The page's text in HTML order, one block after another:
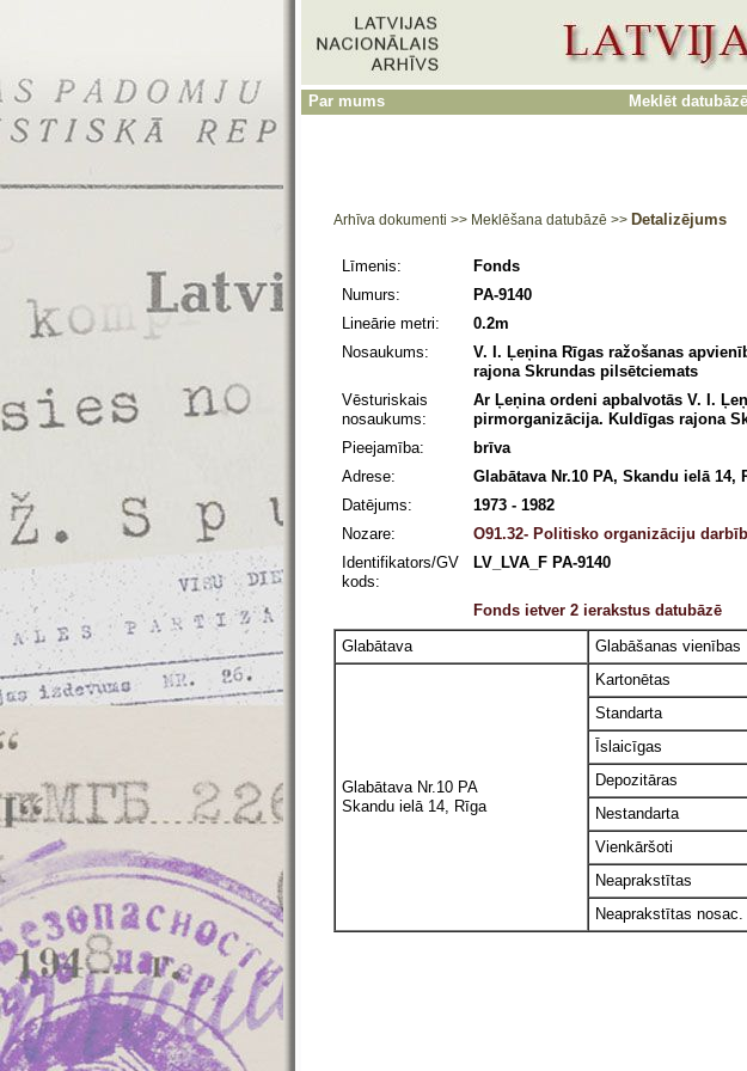
Par mums Meklēt datubāzē
Arhīva dokumenti >> Meklēšana datubāzē >> Detalizējums
Līmenis:
Fonds
Numurs:
PA-9140
Lineārie metri:
0.2m
Nosaukums:
V. I. Ļeņina Rīgas ražošanas
rajona Skrundas pilsētciemats
Vēsturiskais
nosaukums:
Ar Ļeņina ordeni apbalvotās V. I.
pirmorganizācija. Kuldīgas rajona
Pieejamība:
brīva
Adrese:
Glabātava Nr.10 PA, Skandu ielā 14,
Datējums:
1973 - 1982
Nozare:
O91.32- Politisko organizāciju
Identifikators/GV
kods:
LV_LVA_F PA-9140
Fonds ietver 2 ierakstus datubāzē
Glabātava
Glabāšanas vienības
Glabātava Nr.10 PA
Skandu ielā 14, Rīga
Kartonētas
Standarta
Īslaicīgas
Depozitāras
Nestandarta
Vienkāršoti
Neaprakstītas
Neaprakstītas nosac.